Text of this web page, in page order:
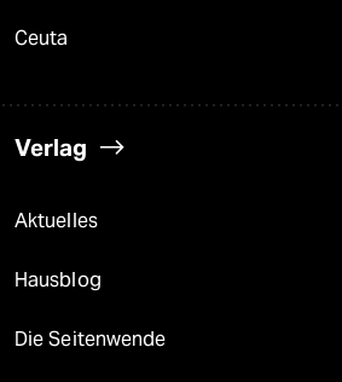
Ceuta
Verlag
Aktuelles
Hausblog
Die Seitenwende